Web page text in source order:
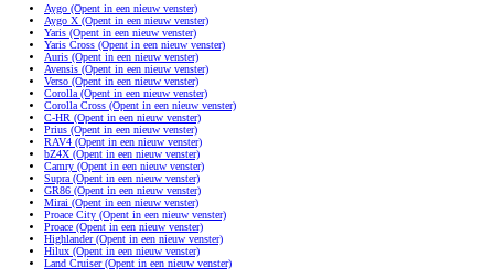
Aygo (Opent in een nieuw venster)
Aygo X (Opent in een nieuw venster)
Yaris (Opent in een nieuw venster)
Yaris Cross (Opent in een nieuw venster)
Auris (Opent in een nieuw venster)
Avensis (Opent in een nieuw venster)
Verso (Opent in een nieuw venster)
Corolla (Opent in een nieuw venster)
Corolla Cross (Opent in een nieuw venster)
C-HR (Opent in een nieuw venster)
Prius (Opent in een nieuw venster)
RAV4 (Opent in een nieuw venster)
bZ4X (Opent in een nieuw venster)
Camry (Opent in een nieuw venster)
Supra (Opent in een nieuw venster)
GR86 (Opent in een nieuw venster)
Mirai (Opent in een nieuw venster)
Proace City (Opent in een nieuw venster)
Proace (Opent in een nieuw venster)
Highlander(Opent in een nieuw venster)
Hilux (Opent in een nieuw venster)
Land Cruiser(Opent in een nieuw venster)